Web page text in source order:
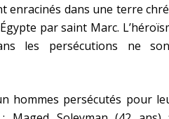
enracinés dans une terre
par saint Marc.
les persécutions ne
hommes persécutés pour